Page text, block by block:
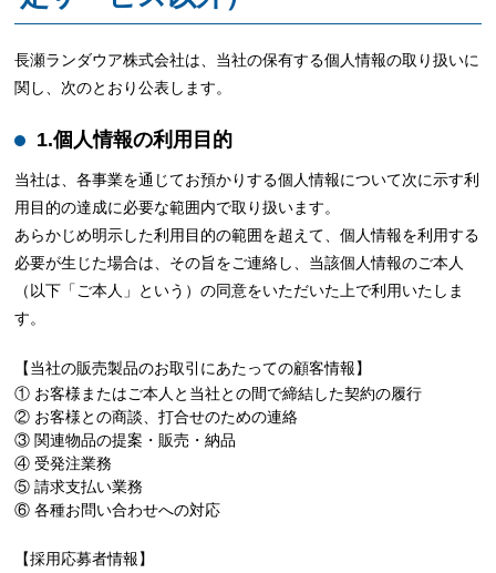
長瀬ランダウア株式会社は、当社の保有する個人情報の取り扱いに
関し、次のとおり公表します。
1.個人情報の利用目的
当社は、各事業を通じてお預かりする個人情報について次に示す利
用目的の達成に必要な範囲内で取り扱います。
あらかじめ明示した利用目的の範囲を超えて、個人情報を利用する
必要が生じた場合は、その旨をご連絡し、当該個人情報のご本人
（以下「ご本人」という）の同意をいただいた上で利用いたしま
す。
【当社の販売製品のお取引にあたっての顧客情報】
① お客様またはご本人と当社との間で締結した契約の履行
② お客様との商談、打合せのための連絡
③ 関連物品の提案・販売・納品
④ 受発注業務
⑤ 請求支払い業務
⑥ 各種お問い合わせへの対応
【採用応募者情報】